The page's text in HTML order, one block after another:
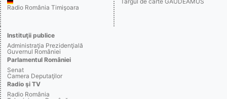
Radio România Timişoara
Instituţii publice
Administraţia Prezidenţială
Guvernul României
Parlamentul României
Senat
Camera Deputaţilor
Radio şi TV
Radio România